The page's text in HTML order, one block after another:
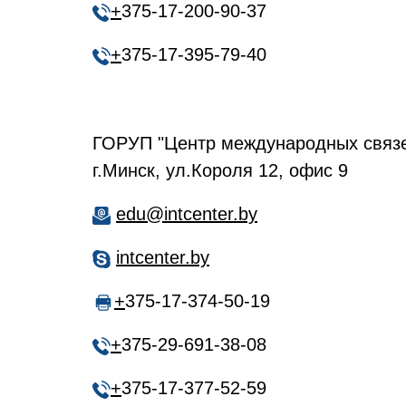
+375-17-200-90-37
+375-17-395-79-40
ГОРУП "Центр международных
г.Минск, ул.Короля 12, офис 9
edu@intcenter.by
intcenter.by
+375-17-374-50-19
+375-29-691-38-08
+375-17-377-52-59